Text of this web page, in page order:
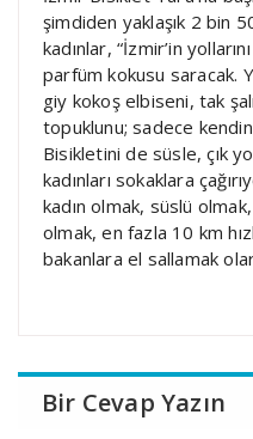
şimdiden yaklaşık 2 bin
kadınlar, “İzmir’in
parfüm kokusu saracak.
giy kokoş elbiseni, tak
topuklunu; sadece
Bisikletini de süsle, çık
kadınları sokaklara
kadın olmak, süslü
olmak, en fazla 10 km
bakanlara el sallamak
Bir Cevap Yazın